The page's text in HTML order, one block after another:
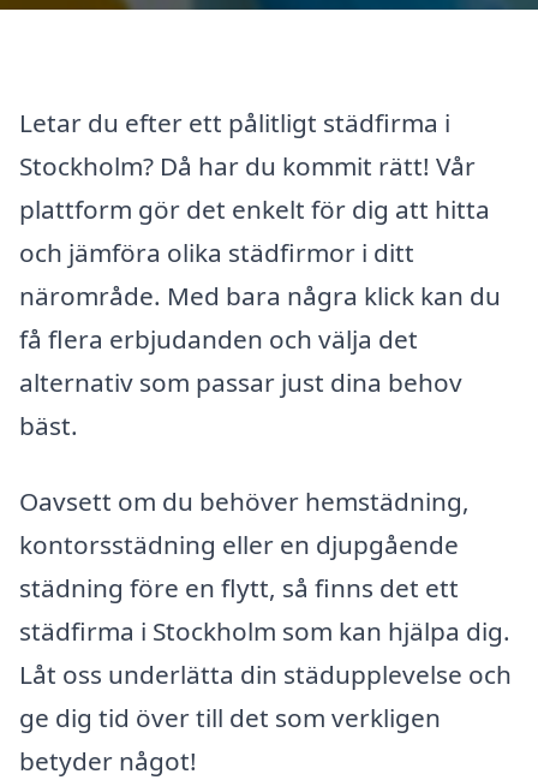
Letar du efter ett pålitligt städfirma i
Stockholm? Då har du kommit rätt! Vår
plattform gör det enkelt för dig att hitta
och jämföra olika städfirmor i ditt
närområde. Med bara några klick kan du
få flera erbjudanden och välja det
alternativ som passar just dina behov
bäst.
Oavsett om du behöver hemstädning,
kontorsstädning eller en djupgående
städning före en flytt, så finns det ett
städfirma i Stockholm som kan hjälpa dig.
Låt oss underlätta din städupplevelse och
ge dig tid över till det som verkligen
betyder något!